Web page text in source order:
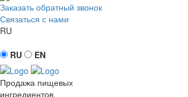
Заказать обратный звонок
Связаться с нами
RU
RU EN
Продажа пищевых
ингредиентов